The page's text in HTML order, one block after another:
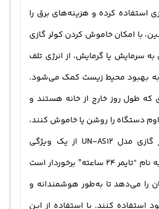
استفاده کرده و هزینه‌های برق را
با امکان خاموش کردن کولر گازی
سرمایش یا گرمایش، از انرژی تلف
بهبود محیط زیست کمک می‌شود.
که طول روز خارج از خانه هستند و
دستگاه را روشن یا خاموش کنند،
بسیار مفید است.کولر گازی مدل UN-AS12 از یک ویژگی
بسیار کاربردی و مفید به نام “تایمر 24 ساعته” برخوردار است
را می‌دهد تا به‌طور هوشمندانه و
استفاده کنند. با استفاده از این